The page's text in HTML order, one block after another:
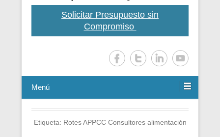
Solicitar Presupuesto sin
Compromiso
Menú
Etiqueta: Rotes APPCC Consultores alimentación